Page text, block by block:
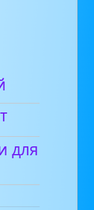
для